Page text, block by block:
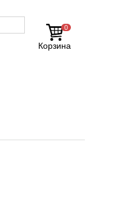
0
Корзина